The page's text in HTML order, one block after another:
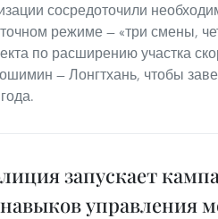
сосредоточили
режиме — «три смены,
по расширению участка
— Лонгтхань, чтобы
запускает
управления